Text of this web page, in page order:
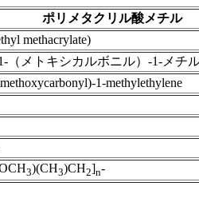
ポリメタクリル酸メチル
methacrylate)
（メトキシカルボニル）-1-メチ
1-methylethylene
3)(CH3)CH2]n-